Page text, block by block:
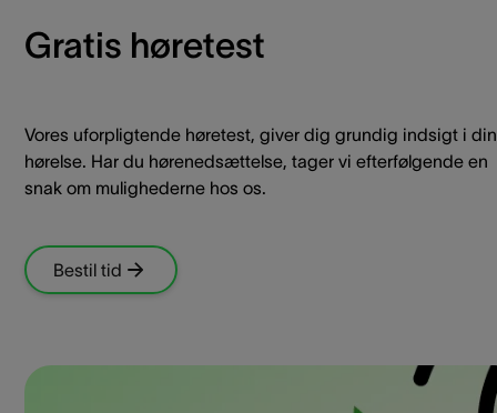
Gratis høretest
Vores uforpligtende høretest, giver dig grundig indsigt i din
hørelse. Har du hørenedsættelse, tager vi efterfølgende en
snak om mulighederne hos os.
Bestil tid